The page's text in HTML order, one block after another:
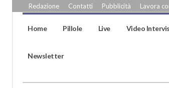
Redazione Contatti Pubblicità Lavora
Home Pillole Live Video
Newsletter